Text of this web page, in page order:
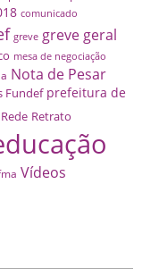
comunicado
greve greve geral
mesa de negociação
Nota de Pesar
Fundef prefeitura de
Rede Retrato
Vídeos